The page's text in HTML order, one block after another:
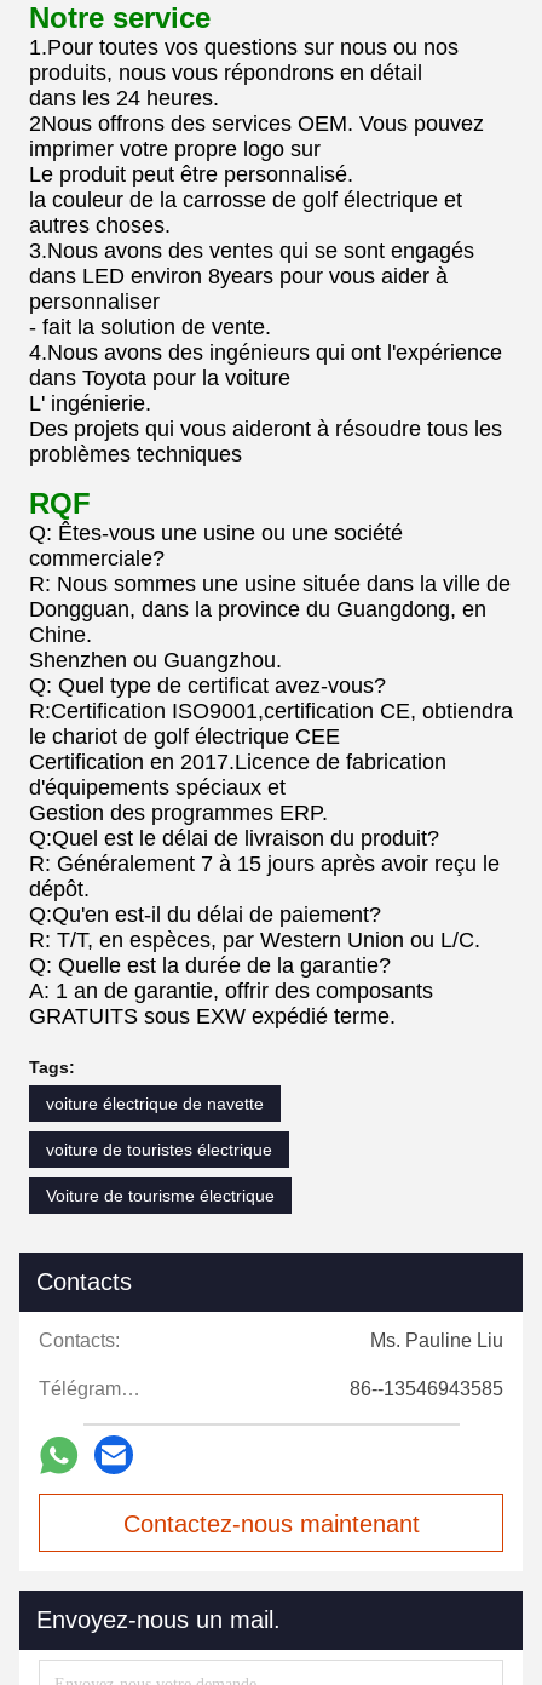
Notre service
1.Pour toutes vos questions sur nous ou nos
produits, nous vous répondrons en détail
dans les 24 heures.
2Nous offrons des services OEM. Vous pouvez
imprimer votre propre logo sur
Le produit peut être personnalisé.
la couleur de la carrosse de golf électrique et
autres choses.
3.Nous avons des ventes qui se sont engagés
dans LED environ 8years pour vous aider à
personnaliser
- fait la solution de vente.
4.Nous avons des ingénieurs qui ont l'expérience
dans Toyota pour la voiture
L' ingénierie.
Des projets qui vous aideront à résoudre tous les
problèmes techniques
RQF
Q: Êtes-vous une usine ou une société
commerciale?
R: Nous sommes une usine située dans la ville de
Dongguan, dans la province du Guangdong, en
Chine.
Shenzhen ou Guangzhou.
Q: Quel type de certificat avez-vous?
R:Certification ISO9001,certification CE, obtiendra
le chariot de golf électrique CEE
Certification en 2017.Licence de fabrication
d'équipements spéciaux et
Gestion des programmes ERP.
Q:Quel est le délai de livraison du produit?
R: Généralement 7 à 15 jours après avoir reçu le
dépôt.
Q:Qu'en est-il du délai de paiement?
R: T/T, en espèces, par Western Union ou L/C.
Q: Quelle est la durée de la garantie?
A: 1 an de garantie, offrir des composants
GRATUITS sous EXW expédié terme.
Tags:
voiture électrique de navette
voiture de touristes électrique
Voiture de tourisme électrique
Contacts
Contacts: Ms. Pauline Liu
Télégramme: 86--13546943585
Contactez-nous maintenant
Envoyez-nous un mail.